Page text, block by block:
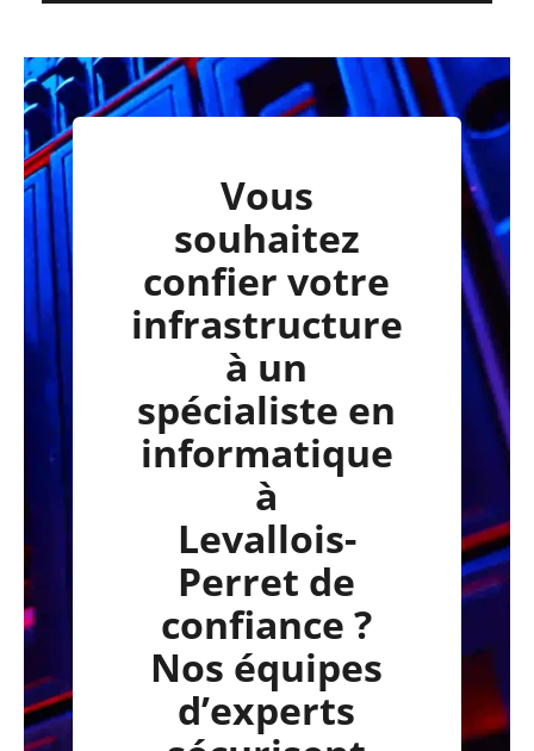
Vous
souhaitez
confier votre
infrastructure
à un
spécialiste en
informatique
à
Levallois-
Perret de
confiance ?
Nos équipes
d’experts